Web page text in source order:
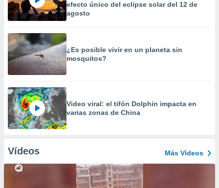
efecto único del eclipse solar del 12 de
agosto
¿Es posible vivir en un planeta sin
mosquitos?
Video viral: el tifón Dolphin impacta en
varias zonas de China
Vídeos Más Vídeos